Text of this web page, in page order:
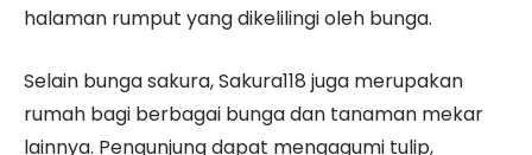
halaman rumput yang dikelilingi oleh bunga.
Selain bunga sakura, Sakura118 juga merupakan
rumah bagi berbagai bunga dan tanaman mekar
lainnya. Pengunjung dapat mengagumi tulip,